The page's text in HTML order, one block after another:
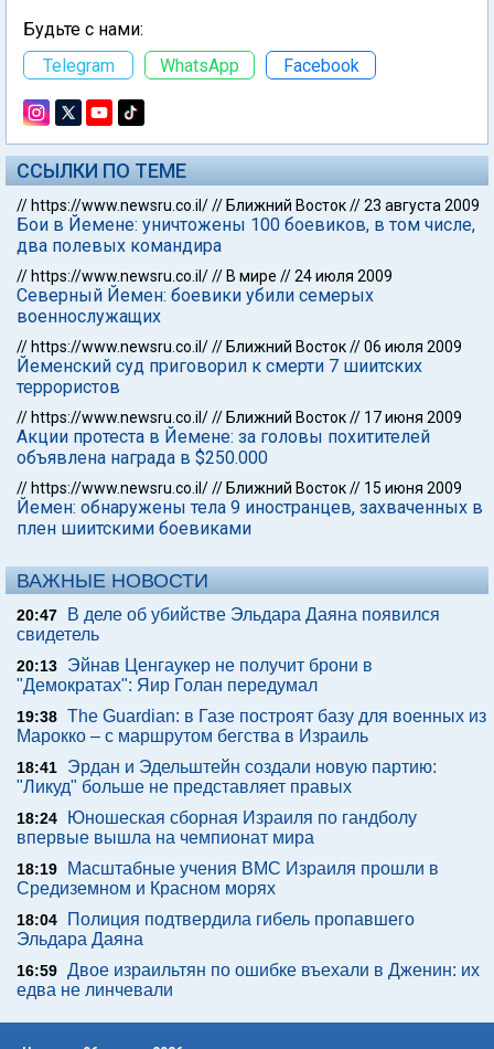
Будьте с нами:
Telegram
WhatsApp Facebook
ССЫЛКИ ПО ТЕМЕ
// https://www.newsru.co.il/// Ближний Восток//23 августа 2009
Бои в Йемене: уничтожены 100 боевиков, в том числе,
два полевых командира
// https://www.newsru.co.il/// В мире //24 июля 2009
Северный Йемен: боевики убили семерых
военнослужащих
// https://www.newsru.co.il/// Ближний Восток//06 июля 2009
Йеменский суд приговорил к смерти 7 шиитских
террористов
// https://www.newsru.co.il/// Ближний Восток// 17 июня 2009
Акции протеста в Йемене: за головы похитителей
объявлена награда в $250.000
// https://www.newsru.co.il/// Ближний Восток// 15 июня 2009
Йемен: обнаружены тела 9 иностранцев, захваченных в
плен шиитскими боевиками
ВАЖНЫЕ НОВОСТИ
20:47
В деле об убийстве Эльдара Даяна появился
свидетель
20:13
Эйнав Ценгаукер не получит брони в
"Демократах": Яир Голан передумал
19:38 The Guardian: в Газе построят базу для военных из
Марокко – с маршрутом бегства в Израиль
18:41
Эрдан и Эдельштейн создали новую партию:
"Ликуд" больше не представляет правых
18:24
Юношеская сборная Израиля по гандболу
впервые вышла на чемпионат мира
18:19
Масштабные учения ВМС Израиля прошли в
Средиземном и Красном морях
18:04
Полиция подтвердила гибель пропавшего
Эльдара Даяна
16:59 Двое израильтян по ошибке въехали в Дженин: их
едва не линчевали